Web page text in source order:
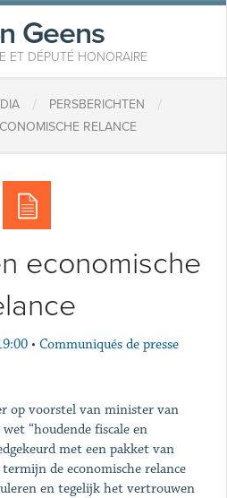
Geens
ET DÉPUTÉ HONORAIRE
/ PERSBERICHTEN /
RELANCE
economische
• Communiqués de presse
op voorstel van minister van
“houdende fiscale en
met een pakket van
de economische relance
en tegelijk het vertrouwen